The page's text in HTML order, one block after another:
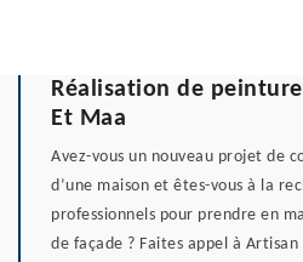
Réalisation de
Et Maa
Avez-vous un nouveau projet de
d’une maison et êtes-vous à la
professionnels pour prendre en
de façade ? Faites appel à